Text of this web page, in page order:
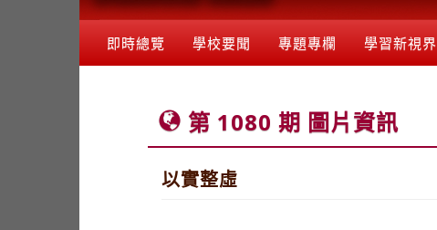
即時總覽 學校要聞 專題專欄 學習新視界
第 1080 期 圖片資訊
以實整虛